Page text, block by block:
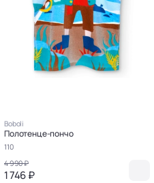
Boboli
Полотенце-пончо
110
4 990 ₽
1 746 ₽